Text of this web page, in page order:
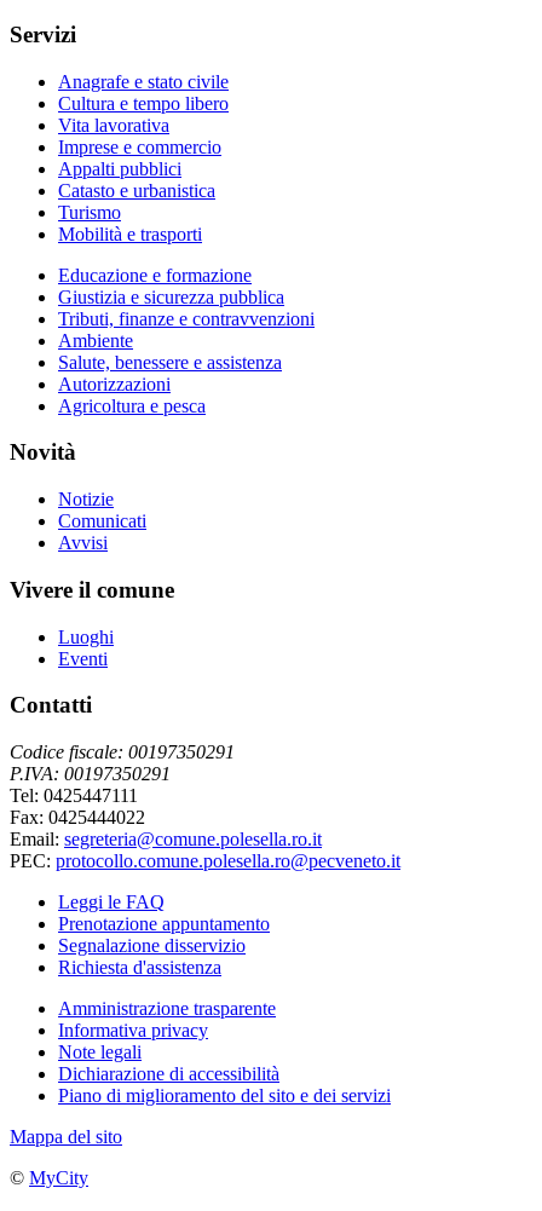
Servizi
Anagrafe e stato civile
Cultura e tempo libero
Vita lavorativa
Imprese e commercio
Appalti pubblici
Catasto e urbanistica
Turismo
Mobilità e trasporti
Educazione e formazione
Giustizia e sicurezza pubblica
Tributi, finanze e contravvenzioni
Ambiente
Salute, benessere e assistenza
Autorizzazioni
Agricoltura e pesca
Novità
Notizie
Comunicati
Avvisi
Vivere il comune
Luoghi
Eventi
Contatti
Codice fiscale: 00197350291
P.IVA: 00197350291
Tel: 0425447111
Fax: 0425444022
Email: segreteria@comune.polesella.ro.it
PEC: protocollo.comune.polesella.ro@pecveneto.it
Leggi le FAQ
Prenotazione appuntamento
Segnalazione disservizio
Richiesta d'assistenza
Amministrazione trasparente
Informativa privacy
Note legali
Dichiarazione di accessibilità
Piano di miglioramento del sito e dei servizi
Mappa del sito
© MyCity